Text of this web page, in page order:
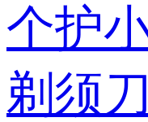
个护
剃须刀